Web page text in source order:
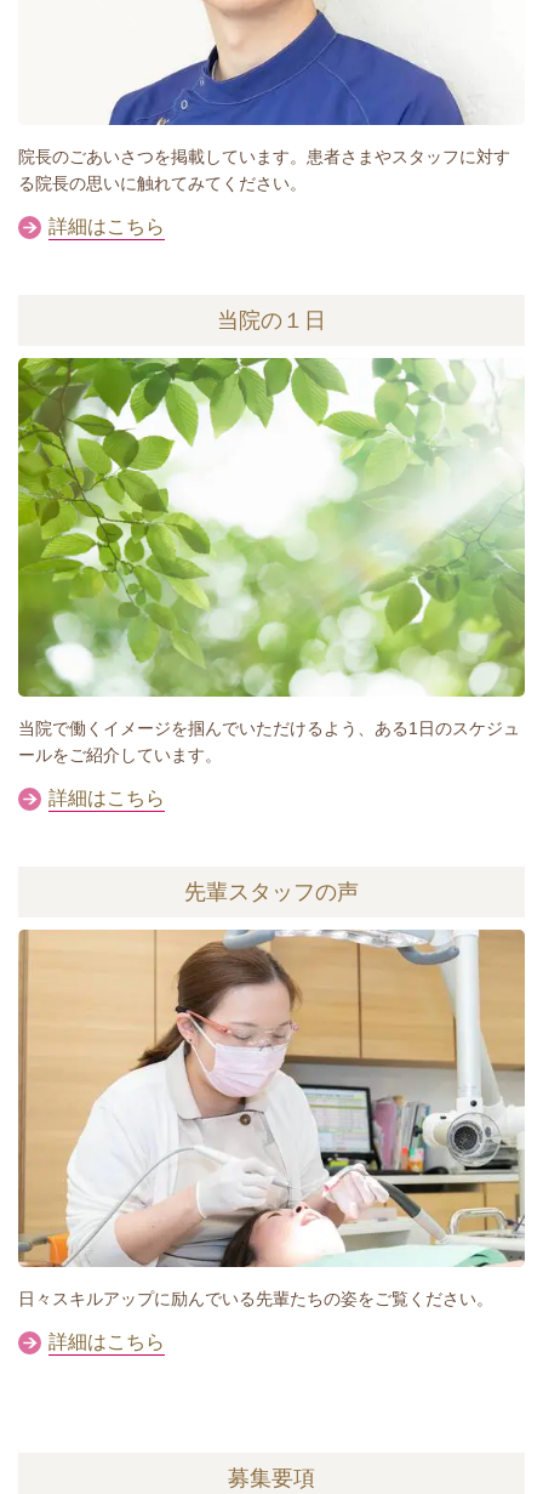
院長のごあいさつを掲載しています。患者さまやスタッフに対す
る院長の思いに触れてみてください。
詳細はこちら
当院の１日
当院で働くイメージを掴んでいただけるよう、ある1日のスケジュ
ールをご紹介しています。
詳細はこちら
先輩スタッフの声
日々スキルアップに励んでいる先輩たちの姿をご覧ください。
詳細はこちら
募集要項